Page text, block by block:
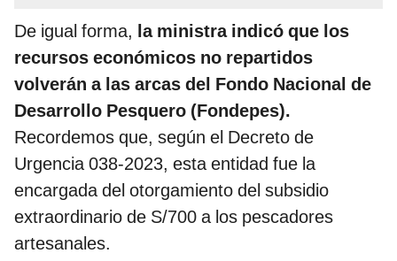
De igual forma, la ministra indicó que los
recursos económicos no repartidos
volverán a las arcas del Fondo Nacional de
Desarrollo Pesquero (Fondepes).
Recordemos que, según el Decreto de
Urgencia 038-2023, esta entidad fue la
encargada del otorgamiento del subsidio
extraordinario de S/700 a los pescadores
artesanales.